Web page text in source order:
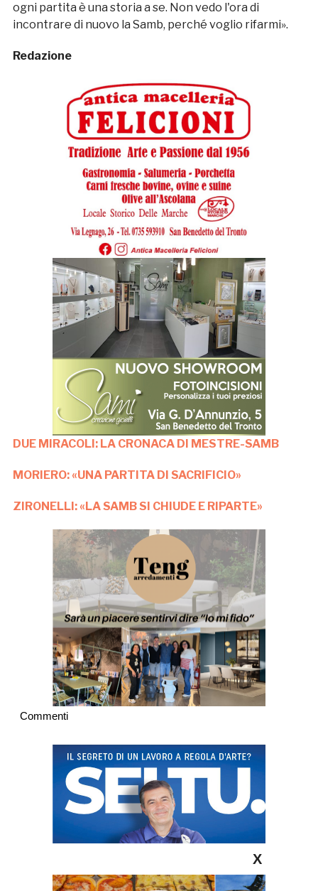
ogni partita è una storia a se. Non vedo l'ora di
incontrare di nuovo la Samb, perché voglio rifarmi».
Redazione
DUE MIRACOLI: LA CRONACA DI MESTRE-SAMB
MORIERO: «UNA PARTITA DI SACRIFICIO»
ZIRONELLI: «LA SAMB SI CHIUDE E RIPARTE»
Commenti
X